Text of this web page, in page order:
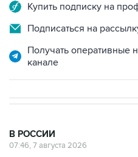
Купить подписку на
Подписаться на
Получать оперативные
канале
В РОССИИ
07:46, 7 августа 2026